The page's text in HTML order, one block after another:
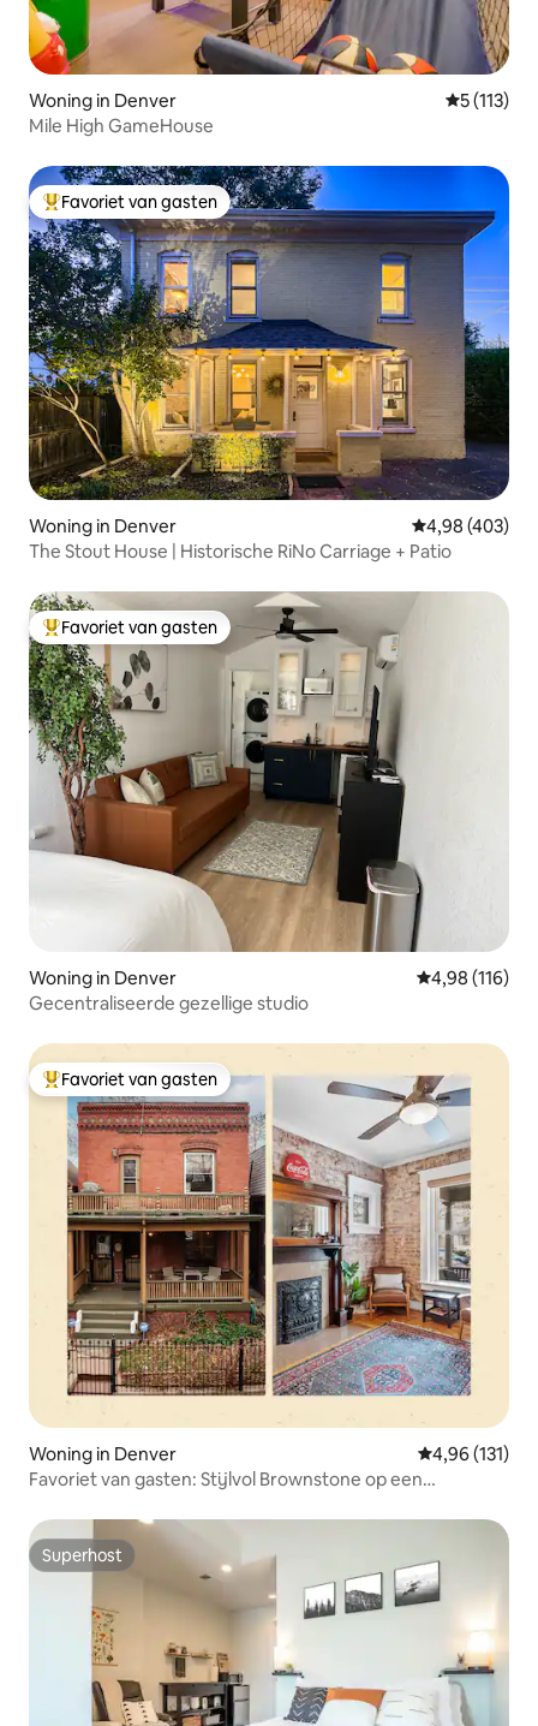
Woning in Denver
5 (113)
Mile High GameHouse
Topfavoriet van gasten
Favoriet van gasten
Woning in Denver Gemiddelde
4,98 (403)
The Stout House | Historische RiNo Carriage + Patio
Topfavoriet van gasten
Favoriet van gasten
Woning in Denver Gemiddelde
4,98 (116)
Gecentraliseerde gezellige studio
Topfavoriet van gasten
Favoriet van gasten
Woning in Denver Gemiddelde
4,96 (131)
Favoriet van gasten: Stijlvol Brownstone op een
Superhost
Superhost